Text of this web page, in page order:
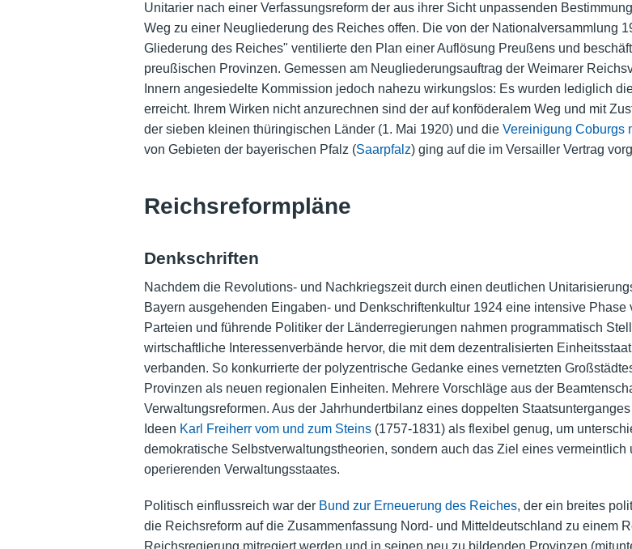
Unitarier nach einer Verfassungsreform der aus ihrer Sicht unpassenden
Weg zu einer Neugliederung des Reiches offen. Die von der Nationalversammlung
Gliederung des Reiches" ventilierte den Plan einer Auflösung Preußens und
preußischen Provinzen. Gemessen am Neugliederungsauftrag der Weimarer
Innern angesiedelte Kommission jedoch nahezu wirkungslos: Es wurden lediglich
erreicht. Ihrem Wirken nicht anzurechnen sind der auf konföderalem Weg und mit
der sieben kleinen thüringischen Länder (1. Mai 1920) und die Vereinigung Coburgs
von Gebieten der bayerischen Pfalz (Saarpfalz) ging auf die im Versailler Vertrag
Reichsreformpläne
Denkschriften
Nachdem die Revolutions- und Nachkriegszeit durch einen deutlichen
Bayern ausgehenden Eingaben- und Denkschriftenkultur 1924 eine intensive
Parteien und führende Politiker der Länderregierungen nahmen programmatisch
wirtschaftliche Interessenverbände hervor, die mit dem dezentralisierten
verbanden. So konkurrierte der polyzentrische Gedanke eines vernetzten
Provinzen als neuen regionalen Einheiten. Mehrere Vorschläge aus der
Verwaltungsreformen. Aus der Jahrhundertbilanz eines doppelten
Ideen Karl Freiherr vom und zum Steins(1757-1831) als flexibel genug, um
demokratische Selbstverwaltungstheorien, sondern auch das Ziel eines
operierenden Verwaltungsstaates.
Politisch einflussreich war der Bund zur Erneuerung des Reiches, der ein breites
die Reichsreform auf die Zusammenfassung Nord- und Mitteldeutschland zu einem
Reichsregierung mitregiert werden und in seinen neu zu bildenden Provinzen